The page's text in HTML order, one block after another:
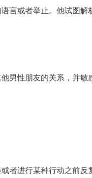
言或者举止。他试图解
男性朋友的关系，并敏
者进行某种行动之前反